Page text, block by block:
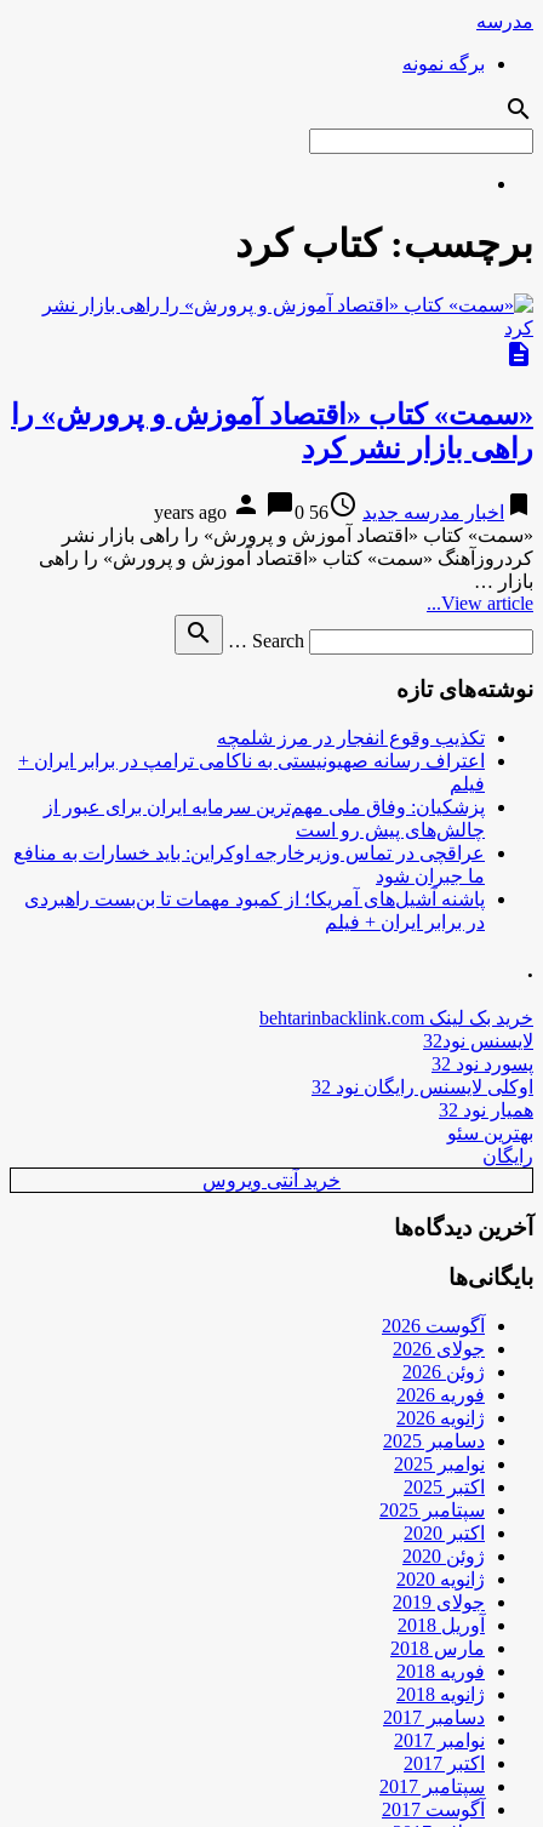
مدرسه
برگه نمونه
search
برچسب:کتاب کرد
description
«سمت» کتاب «اقتصاد آموزش و پرورش» را
راهی بازار نشر کرد
bookmark اخبار مدرسه جدید access_time
56 years ago
person chat_bubble0
«سمت» کتاب «اقتصاد آموزش و پرورش» را راهی بازار نشر
کردروزآهنگ «سمت» کتاب «اقتصاد آموزش و پرورش» را راهی
بازار …
View article...
Search …
search
نوشته‌های تازه
تکذیب وقوع انفجار در مرز شلمچه
اعتراف رسانه صهیونیستی به ناکامی ترامپ در برابر ایران +
فیلم
پزشکیان: وفاق ملی مهم‌ترین سرمایه ایران برای عبور از
چالش‌های پیش رو است
عراقچی در تماس وزیرخارجه اوکراین: باید خسارات به منافع
ما جبران شود
پاشنه آشیل‌های آمریکا؛ از کمبود مهمات تا بن‌بست راهبردی
در برابر ایران + فیلم
.
خرید بک لینک behtarinbacklink.com
لایسنس نود32
پسورد نود 32
اوکلی لایسنس رایگان نود 32
همیار نود 32
بهترین سئو
رایگان
خرید آنتی ویروس
آخرین دیدگاه‌ها
بایگانی‌ها
آگوست 2026
جولای 2026
ژوئن 2026
فوریه 2026
ژانویه 2026
دسامبر 2025
نوامبر 2025
اکتبر 2025
سپتامبر 2025
اکتبر 2020
ژوئن 2020
ژانویه 2020
جولای 2019
آوریل 2018
مارس 2018
فوریه 2018
ژانویه 2018
دسامبر 2017
نوامبر 2017
اکتبر 2017
سپتامبر 2017
آگوست 2017